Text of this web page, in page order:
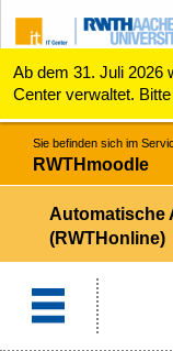
ZUM
ZUR
ZUR SUCHE
Ab dem 31. Juli 2026
Center verwaltet.
zu den Zoom-
RWTHmoodle
Sie befinden sich im
RWTHmoodle
Automatische
(RWTHonline)